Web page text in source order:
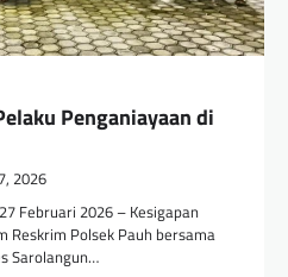
Penganiayaan di
2026
Februari 2026 – Kesigapan
Reskrim Polsek Pauh bersama
Sarolangun…